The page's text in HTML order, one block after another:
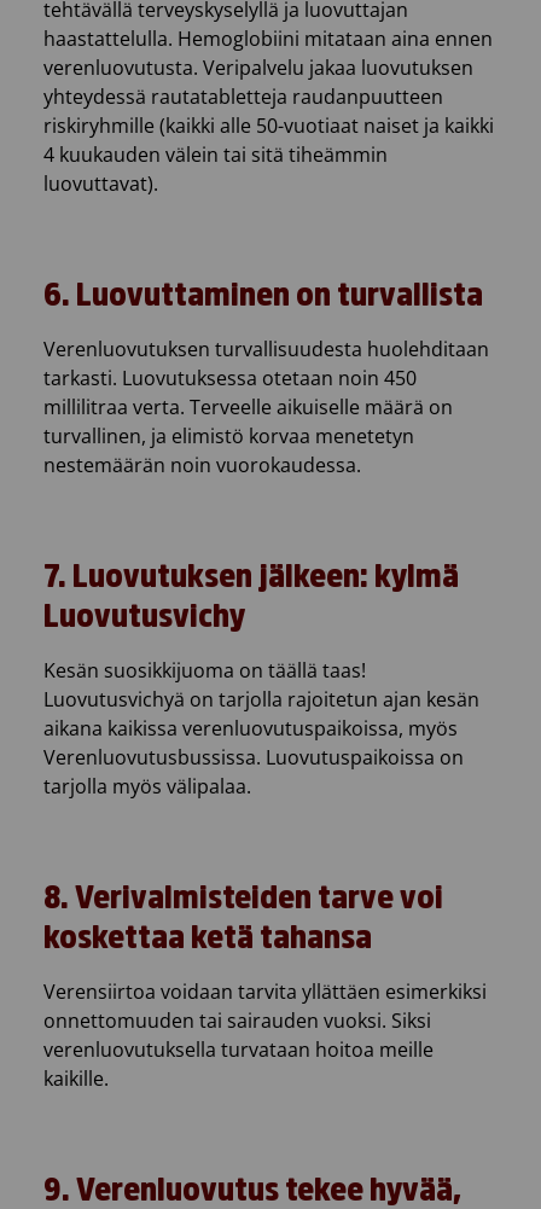
tehtävällä terveyskyselyllä ja luovuttajan
haastattelulla. Hemoglobiini mitataan aina ennen
verenluovutusta. Veripalvelu jakaa luovutuksen
yhteydessä rautatabletteja raudanpuutteen
riskiryhmille (kaikki alle 50-vuotiaat naiset ja kaikki
4 kuukauden välein tai sitä tiheämmin
luovuttavat).
6. Luovuttaminen on turvallista
Verenluovutuksen turvallisuudesta huolehditaan
tarkasti. Luovutuksessa otetaan noin 450
millilitraa verta. Terveelle aikuiselle määrä on
turvallinen, ja elimistö korvaa menetetyn
nestemäärän noin vuorokaudessa.
7. Luovutuksen jälkeen: kylmä
Luovutusvichy
Kesän suosikkijuoma on täällä taas!
Luovutusvichyä on tarjolla rajoitetun ajan kesän
aikana kaikissa verenluovutuspaikoissa, myös
Verenluovutusbussissa. Luovutuspaikoissa on
tarjolla myös välipalaa.
8. Verivalmisteiden tarve voi
koskettaa ketä tahansa
Verensiirtoa voidaan tarvita yllättäen esimerkiksi
onnettomuuden tai sairauden vuoksi. Siksi
verenluovutuksella turvataan hoitoa meille
kaikille.
9. Verenluovutus tekee hyvää,